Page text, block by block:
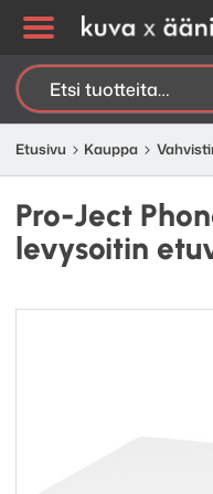
Etsi:
Etusivu Kauppa
Pro-Ject
levysoitin